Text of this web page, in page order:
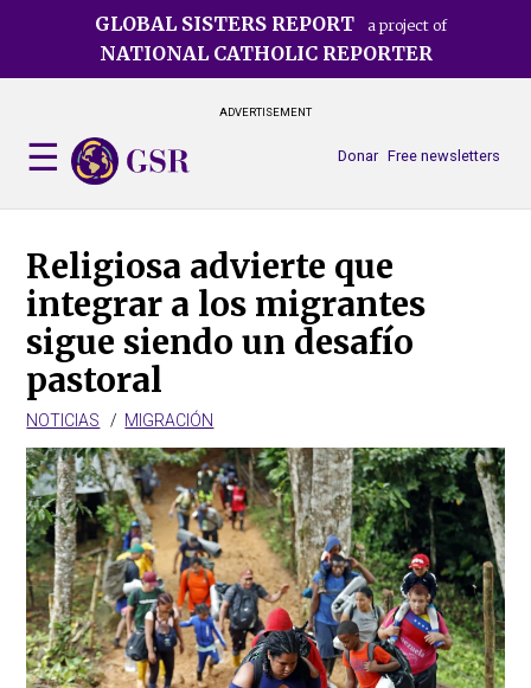
GLOBAL SISTERS REPORT a project of
NATIONAL CATHOLIC REPORTER
ADVERTISEMENT
Free newsletters
Donar
Religiosa advierte que
integrar a los migrantes
sigue siendo un desafío
pastoral
NOTICIAS MIGRACIÓN